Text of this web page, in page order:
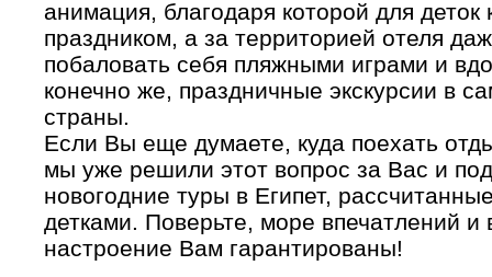
анимация, благодаря которой для
праздником, а за территорией отеля
побаловать себя пляжными играми и
конечно же, праздничные экскурсии в
страны.
Если Вы еще думаете, куда поехать
мы уже решили этот вопрос за Вас и
новогодние туры в Египет,
детками. Поверьте, море впечатлений
настроение Вам гарантированы!